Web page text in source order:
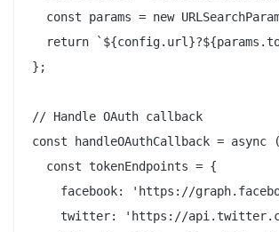
const params = new
return
};
// Handle OAuth callback
const handleOAuthCallback =
  const tokenEndpoints = {
facebook: 'https://
twitter: 'https://